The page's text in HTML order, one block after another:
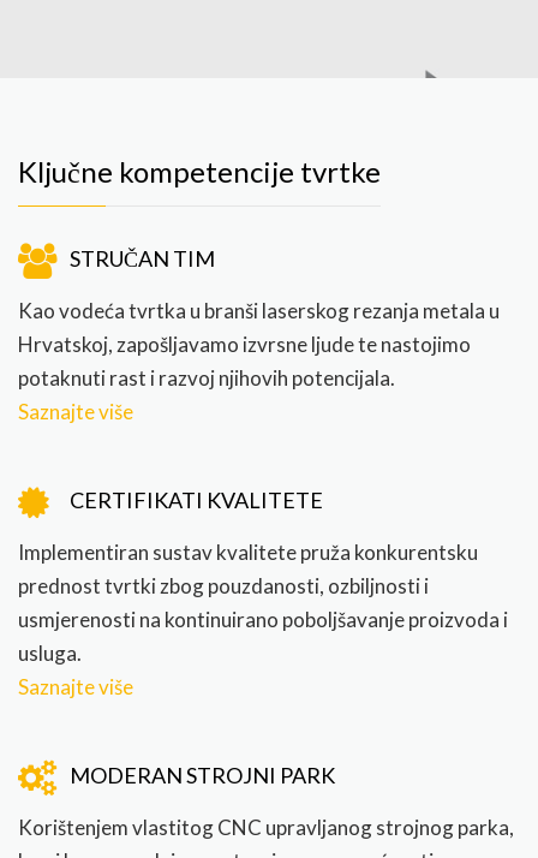
Ključne kompetencije tvrtke
STRUČAN TIM
Kao vodeća tvrtka u branši laserskog rezanja metala u
Hrvatskoj, zapošljavamo izvrsne ljude te nastojimo
potaknuti rast i razvoj njihovih potencijala.
Saznajte više
CERTIFIKATI KVALITETE
Implementiran sustav kvalitete pruža konkurentsku
prednost tvrtki zbog pouzdanosti, ozbiljnosti i
usmjerenosti na kontinuirano poboljšavanje proizvoda i
usluga.
Saznajte više
MODERAN STROJNI PARK
Korištenjem vlastitog CNC upravljanog strojnog parka,